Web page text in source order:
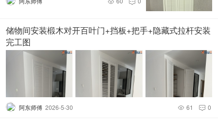


储物间安装椴木对开百叶门+挡板+把手+隐藏式拉杆安装
完工图
阿东师傅 2026-5-30  0
 61